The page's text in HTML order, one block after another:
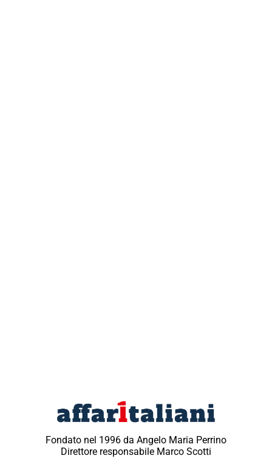
Fondato nel 1996 da Angelo Maria Perrino
Direttore responsabile Marco Scotti